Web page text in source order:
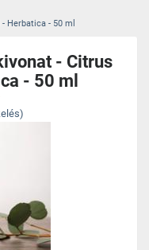
Herbatica - 50 ml
- Citrus
- 50 ml